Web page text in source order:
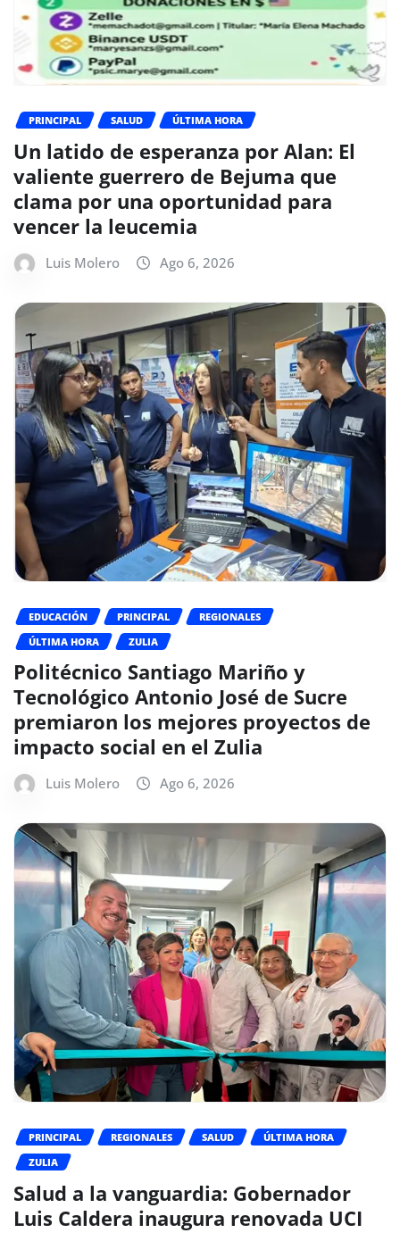
PRINCIPAL SALUD ÚLTIMA HORA
Un latido de esperanza por Alan: El
valiente guerrero de Bejuma que
clama por una oportunidad para
vencer la leucemia
Luis Molero Ago 6, 2026
EDUCACIÓN PRINCIPAL
REGIONALES
ÚLTIMA HORA
ZULIA
Politécnico Santiago Mariño y
Tecnológico Antonio José de Sucre
premiaron los mejores proyectos de
impacto social en el Zulia
Luis Molero Ago 6, 2026
PRINCIPAL REGIONALES SALUD
ÚLTIMA HORA
ZULIA
Salud a la vanguardia: Gobernador
Luis Caldera inaugura renovada UCI